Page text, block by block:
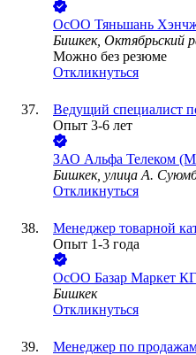
ОсОО Тяньшань
Бишкек, Октябрьский
Можно без резюме
Откликнуться
Ведущий специалист
Опыт 3-6 лет
ЗАО Альфа Телеком
Бишкек, улица А.
Откликнуться
Менеджер товарной
Опыт 1-3 года
ОсОО Базар Маркет КГ
Бишкек
Откликнуться
Менеджер по